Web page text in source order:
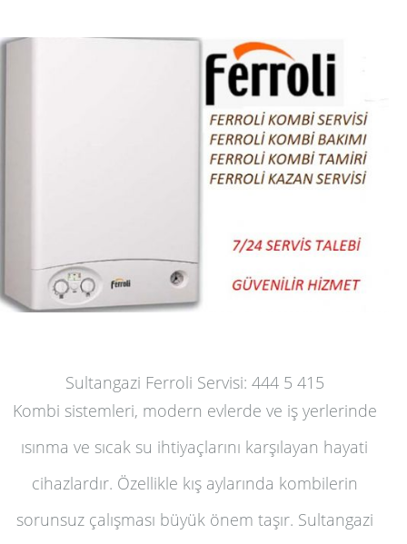
Sultangazi Ferroli Servisi: 444 5 415
Kombi sistemleri, modern evlerde ve iş yerlerinde
ısınma ve sıcak su ihtiyaçlarını karşılayan hayati
cihazlardır. Özellikle kış aylarında kombilerin
sorunsuz çalışması büyük önem taşır. Sultangazi